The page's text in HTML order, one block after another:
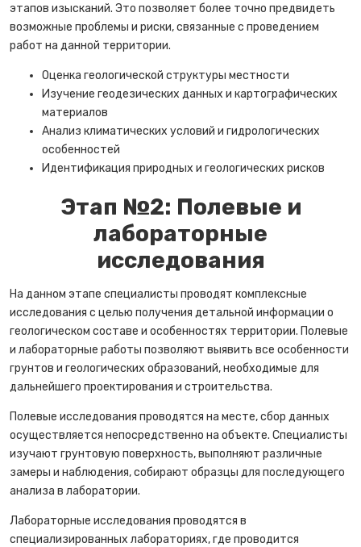
этапов изысканий. Это позволяет более точно предвидеть
возможные проблемы и риски, связанные с проведением
работ на данной территории.
Оценка геологической структуры местности
Изучение геодезических данных и картографических
материалов
Анализ климатических условий и гидрологических
особенностей
Идентификация природных и геологических рисков
Этап №2: Полевые и
лабораторные
исследования
На данном этапе специалисты проводят комплексные
исследования с целью получения детальной информации о
геологическом составе и особенностях территории. Полевые
и лабораторные работы позволяют выявить все особенности
грунтов и геологических образований, необходимые для
дальнейшего проектирования и строительства.
Полевые исследования проводятся на месте, сбор данных
осуществляется непосредственно на объекте. Специалисты
изучают грунтовую поверхность, выполняют различные
замеры и наблюдения, собирают образцы для последующего
анализа в лаборатории.
Лабораторные исследования проводятся в
специализированных лабораториях, где проводится